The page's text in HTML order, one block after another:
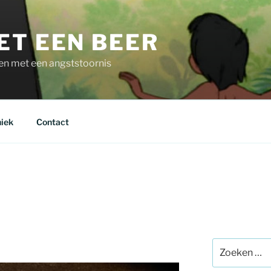
EEN BEER
met een angststoornis
Contact
naar: